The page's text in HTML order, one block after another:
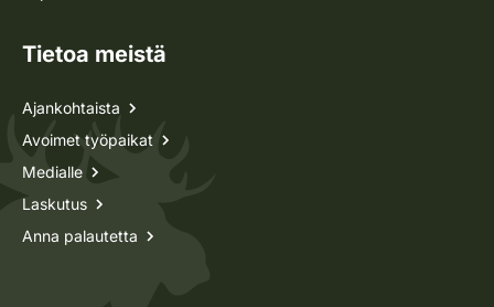
Tietoa meistä
Ajankohtaista
Avoimet työpaikat
Medialle
Laskutus
Anna palautetta